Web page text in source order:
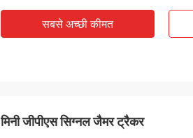
सबसे अच्छी कीमत
मिनी जीपीएस सिग्नल जैमर ट्रैकर